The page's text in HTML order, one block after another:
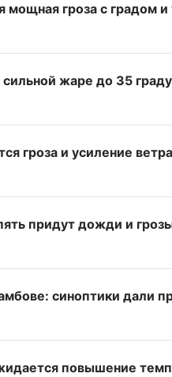
мощная гроза с градом
жаре до 35
гроза и усиление
придут дожди и
синоптики дали
повышение